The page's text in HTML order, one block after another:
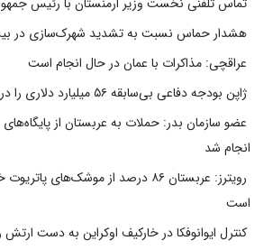
هشدار حماس نسبت به تشدید شهرک‌سازی در
عراقچی: مذاکرات با عمان در حال انجام است
ژاپن بودجه دفاعی بی‌سابقه ۵۶ میلیارد دلاری را در نظر دارد
عضو سازمان بدر: حملات به عربستان از پایگاه‌های
انجام شد
رویترز: عربستان ۸۶ درصد از موشک‌های
است
کنترل ایوانوفکا در خارکیف اوکراین به دست ارتش